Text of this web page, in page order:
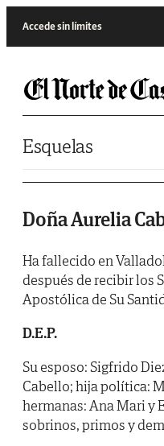
Accede sin límites
Esquelas
Doña Aurelia
Ha fallecido en
después de recibir los
Apostólica de Su
D.E.P.
Su esposo: Sigfrido
Cabello; hija política:
hermanas: Ana Mari y
sobrinos, primos y